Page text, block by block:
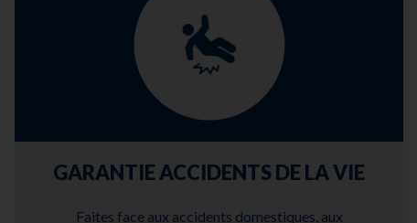
GARANTIE ACCIDENTS DE LA VIE
Faites face aux accidents domestiques, aux